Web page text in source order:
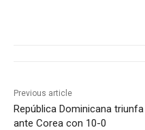
Previous article
República Dominicana triunfa
ante Corea con 10-0